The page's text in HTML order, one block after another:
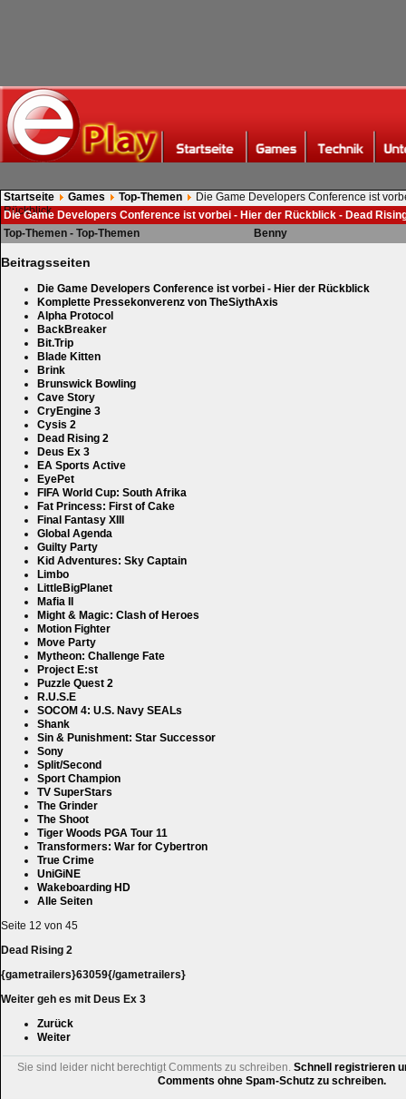
Startseite Games Top-Themen
Die Game Developers Conference ist
Rückblick
Die Game Developers Conference ist vorbei - Hier der Rückblick - Dead
Top-Themen - Top-Themen
Benny
Beitragsseiten
Die Game Developers Conference ist vorbei - Hier der Rückblick
Komplette Pressekonverenz von TheSiythAxis
Alpha Protocol
BackBreaker
Bit.Trip
Blade Kitten
Brink
Brunswick Bowling
Cave Story
CryEngine 3
Cysis 2
Dead Rising 2
Deus Ex 3
EA Sports Active
EyePet
FIFA World Cup: South Afrika
Fat Princess: First of Cake
Final Fantasy XIII
Global Agenda
Guilty Party
Kid Adventures: Sky Captain
Limbo
LittleBigPlanet
Mafia II
Might & Magic: Clash of Heroes
Motion Fighter
Move Party
Mytheon: Challenge Fate
Project E:st
Puzzle Quest 2
R.U.S.E
SOCOM 4: U.S. Navy SEALs
Shank
Sin & Punishment: Star Successor
Sony
Split/Second
Sport Champion
TV SuperStars
The Grinder
The Shoot
Tiger Woods PGA Tour 11
Transformers: War for Cybertron
True Crime
UniGiNE
Wakeboarding HD
Alle Seiten
Seite 12 von 45
Dead Rising 2
{gametrailers}63059{/gametrailers}
Weiter geh es mit Deus Ex 3
Zurück
Weiter
Sie sind leider nicht berechtigt Comments zu schreiben. Schnell registrieren
Comments ohne Spam-Schutz zu schreiben.